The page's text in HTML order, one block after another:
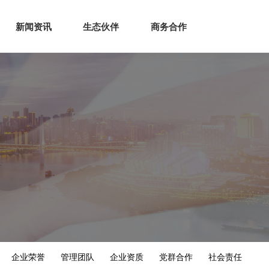
商业服务 新闻资讯 生态伙伴
新闻资讯 生态伙伴 商务合作
企业荣誉 管理团队 企业资质 党群合作 社会责任